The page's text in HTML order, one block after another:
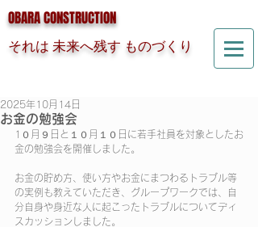
OBARA CONSTRUCTION
それは 未来へ残す ものづくり
お金の勉強会
2025年10月14日
1０月９日と１０月１０日に若手社員を対象としたお
金の勉強会を開催しました。
お金の貯め方、使い方やお金にまつわるトラブル等
の実例も教えていただき、グループワークでは、自
分自身や身近な人に起こったトラブルについてディ
スカッションしました。